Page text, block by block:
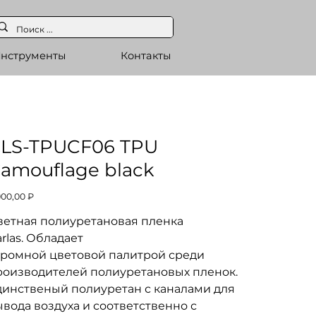
Контакты
TPUCF06 TPU
black
₽
полиуретановая пленка
Обладает
цветовой палитрой среди
полиуретановых пленок.
полиуретан с каналами для
воздуха и соответственно с